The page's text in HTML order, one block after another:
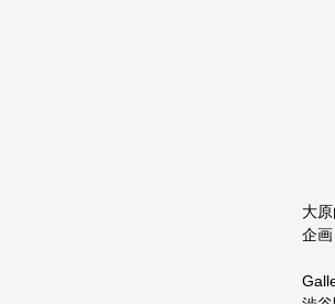
大
企